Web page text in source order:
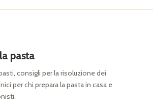
pasta
consigli per la risoluzione dei
per chi prepara la pasta in casa e